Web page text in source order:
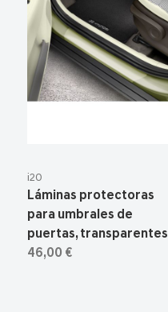
i20
Láminas protectoras
para umbrales de
puertas, transparentes
46,00 €